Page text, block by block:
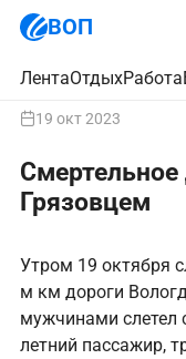
ВОП
ЛентаОтдыхРабота
19 окт 2023
Грязовцем
Утром 19 октября
м км дороги
мужчинами слетел
летний пассажир,